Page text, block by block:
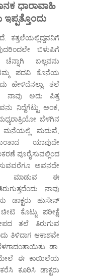
ಧಾರಾವಾಹಿ
ಕತ್ತಲೆಯಲ್ಲಿದ್ದವನಿಗೆ
ಬಿಳುಪಿಗೆ
ಬಲ್ಲವನು
ತಮ್ಮ ಪದವಿ ಕೊನೆಯ
ಹೇಳಿದೆನಲ್ಲಾ. ತಲೆ
ನಾವು ಅದು ಪಿತ್ತ
ನಿದ್ದೆಗೆಟ್ಟು ಅಂಕ,
ಬೆಳಗಿನ
ಮನೆಯಲ್ಲಿ ಮದುವೆ,
ಯಾವುದೇ
ಪೂರೈಸುವಲ್ಲಿಂದ
ಅವನದೇ
ಮಾಡುವ ಈ
ನಾವು
ಹುಸೇನ್
ಕೊಟ್ಟು ಪರೀಕ್ಷೆ
ತಲೆ ತಿರುಗುವ
ತಿಳಿದಾಗ ಆಕಾಶವೇ
ಡಾ.
ಮೇಲೆ ಈ ಕಾಯಿಲೆಯ
ಕೂರಿಸಿ ಡಾಕ್ಟರು